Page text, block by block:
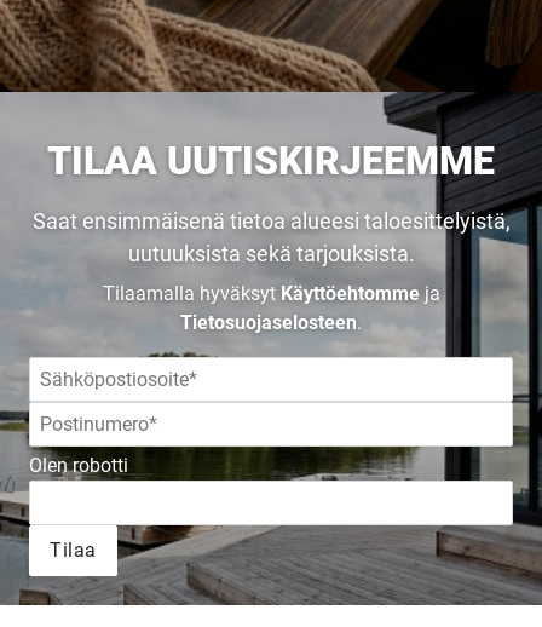
TILAA UUTISKIRJEEMME
Saat ensimmäisenä tietoa alueesi taloesittelyistä,
uutuuksista sekä tarjouksista.
Tilaamalla hyväksyt Käyttöehtommeja
Tietosuojaselosteen.
Olen robotti
Tilaa